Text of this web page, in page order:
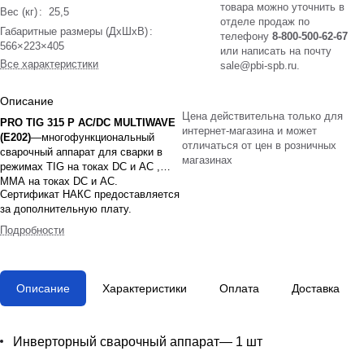
Вес (кг) : 25,5
Габаритные размеры (ДхШхВ) :
566×223×405
Все характеристики
Описание
PRO TIG 315 P AC/DC MULTIWAVE
(E202)—многофункциональный
сварочный аппарат для сварки в
режимах TIG на токах DC и AC ,
MMA на токах DC и AC.
Сертификат НАКС предоставляется
за дополнительную плату.
Подробности
товара можно уточнить в
отделе продаж по
телефону 8-800-500-62-67
или написать на почту
sale@pbi-spb.ru.
Цена действительна только для
интернет-магазина и может
отличаться от цен в розничных
магазинах
Описание Характеристики Оплата Доставка
Инверторный сварочный аппарат— 1 шт